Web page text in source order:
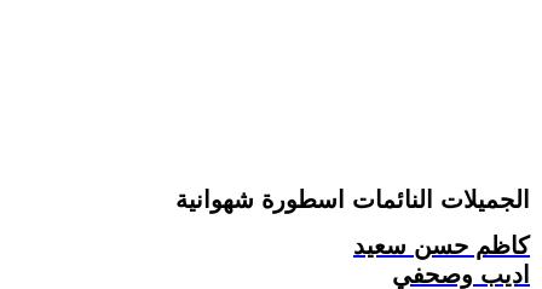
الجميلات النائمات اسطورة شهوانية
كاظم حسن سعيد
اديب وصحفي